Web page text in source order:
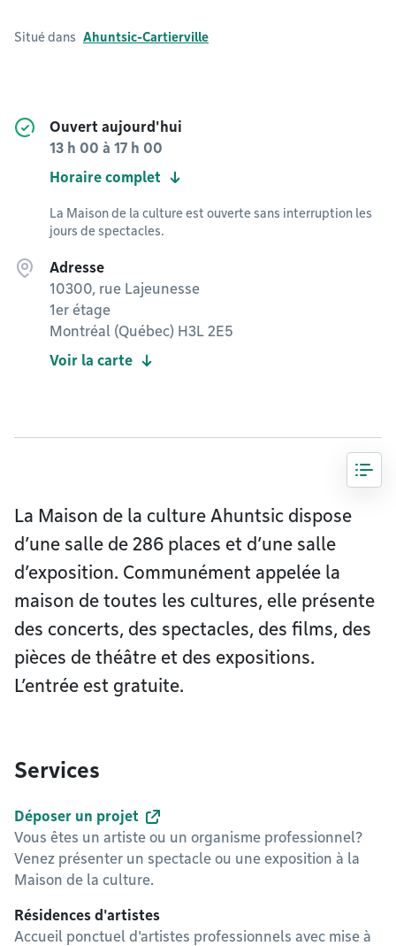
Situé dans Ahuntsic-Cartierville
Ouvert aujourd'hui
13 h 00 à 17 h 00
Horaire complet
La Maison de la culture est ouverte sans interruption les
jours de spectacles.
Adresse
10300, rue Lajeunesse
1er étage
Montréal (Québec) H3L 2E5
Voir la carte
La Maison de la culture Ahuntsic dispose
d’une salle de 286 places et d’une salle
d’exposition. Communément appelée la
maison de toutes les cultures, elle présente
des concerts, des spectacles, des films, des
pièces de théâtre et des expositions.
L’entrée est gratuite.
Services
Déposer un projet
Vous êtes un artiste ou un organisme professionnel?
Venez présenter un spectacle ou une exposition à la
Maison de la culture.
Résidences d'artistes
Accueil ponctuel d'artistes professionnels avec mise à